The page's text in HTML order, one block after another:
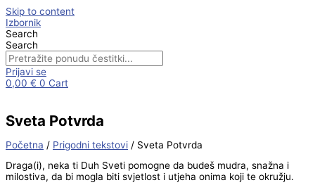
Skip to content
Izbornik
Search
Search
Prijavi se
0,00 € 0 Cart
Sveta Potvrda
Početna / Prigodni tekstovi / Sveta Potvrda
Draga(i), neka ti Duh Sveti pomogne da budeš mudra, snažna i
milostiva, da bi mogla biti svjetlost i utjeha onima koji te okružju.